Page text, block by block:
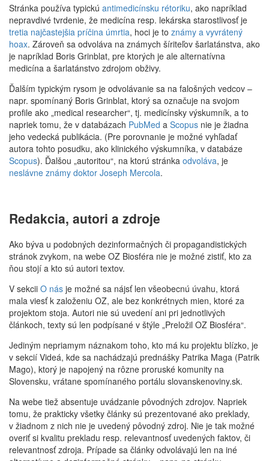
Stránka používa typickú antimedicínsku rétoriku, ako napríklad
nepravdivé tvrdenie, že medicína resp. lekárska starostlivosť je
tretia najčastejšia príčina úmrtia, hoci je to známy a vyvrátený
hoax. Zároveň sa odvoláva na známych šíriteľov šarlatánstva, ako
je napríklad Boris Grinblat, pre ktorých je ale alternatívna
medicína a šarlatánstvo zdrojom obživy.
Ďalším typickým rysom je odvolávanie sa na falošných vedcov –
napr. spomínaný Boris Grinblat, ktorý sa označuje na svojom
profile ako „medical researcher“, tj. medicínsky výskumník, a to
napriek tomu, že v databázach PubMed a Scopus nie je žiadna
jeho vedecká publikácia. (Pre porovnanie je možné vyhľadať
autora tohto posudku, ako klinického výskumníka, v databáze
Scopus). Ďalšou „autoritou“, na ktorú stránka odvoláva, je
neslávne známy doktor Joseph Mercola.
Redakcia, autori a zdroje
Ako býva u podobných dezinformačných či propagandistických
stránok zvykom, na webe OZ Biosféra nie je možné zistiť, kto za
ňou stojí a kto sú autori textov.
V sekcii O nás je možné sa nájsť len všeobecnú úvahu, ktorá
mala viesť k založeniu OZ, ale bez konkrétnych mien, ktoré za
projektom stoja. Autori nie sú uvedení ani pri jednotlivých
článkoch, texty sú len podpísané v štýle „Preložil OZ Biosféra“.
Jediným nepriamym náznakom toho, kto má ku projektu blízko, je
v sekcií Videá, kde sa nachádzajú prednášky Patrika Maga (Patrik
Mago), ktorý je napojený na rôzne proruské komunity na
Slovensku, vrátane spomínaného portálu slovanskenoviny.sk.
Na webe tiež absentuje uvádzanie pôvodných zdrojov. Napriek
tomu, že prakticky všetky články sú prezentované ako preklady,
v žiadnom z nich nie je uvedený pôvodný zdroj. Nie je tak možné
overiť si kvalitu prekladu resp. relevantnosť uvedených faktov, či
relevantnosť zdroja. Prípade sa články odvolávajú len na iné